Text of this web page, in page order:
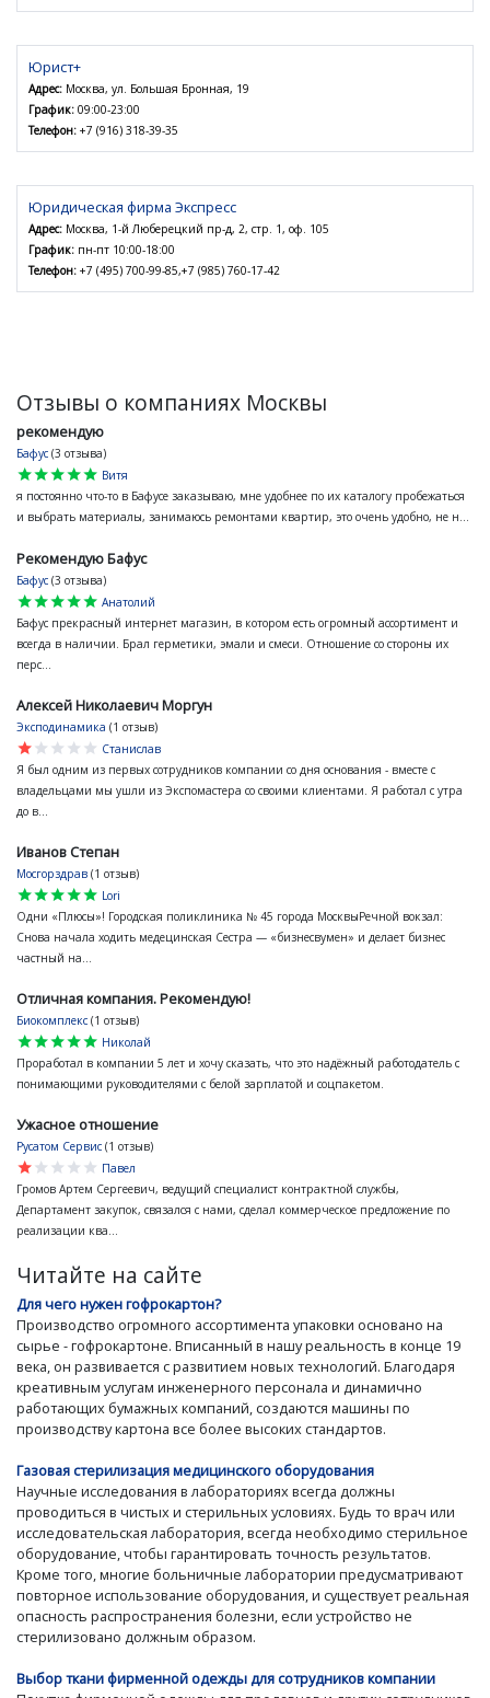
Юрист+
Адрес: Москва, ул. Большая Бронная, 19
График: 09:00-23:00
Телефон: +7 (916) 318-39-35
Юридическая фирма Экспресс
Адрес: Москва, 1-й Люберецкий пр-д, 2, стр. 1, оф. 105
График: пн-пт 10:00-18:00
Телефон: +7 (495) 700-99-85,+7 (985) 760-17-42
Отзывы о компаниях Москвы
рекомендую
Бафус (3 отзыва)
star
star
star
star
star
Витя
я постоянно что-то в Бафусе заказываю, мне удобнее по их каталогу пробежаться
и выбрать материалы, занимаюсь ремонтами квартир, это очень удобно, не н...
Рекомендую Бафус
Бафус (3 отзыва)
star
star
star
star
star
Анатолий
Бафус прекрасный интернет магазин, в котором есть огромный ассортимент и
всегда в наличии. Брал герметики, эмали и смеси. Отношение со стороны их
перс...
Алексей Николаевич Моргун
Эксподинамика (1 отзыв)
star
star
star
star
star
Станислав
Я был одним из первых сотрудников компании со дня основания - вместе с
владельцами мы ушли из Экспомастера со своими клиентами. Я работал с утра
до в...
Иванов Степан
Мосгорздрав (1 отзыв)
star
star
star
star
star
Lori
Одни «Плюсы»! Городская поликлиника № 45 города МосквыРечной вокзал:
Снова начала ходить медецинская Сестра — «бизнесвумен» и делает бизнес
частный на...
Отличная компания. Рекомендую!
Биокомплекс (1 отзыв)
star
star
star
star
star
Николай
Проработал в компании 5 лет и хочу сказать, что это надёжный работодатель с
понимающими руководителями с белой зарплатой и соцпакетом.
Ужасное отношение
Русатом Сервис (1 отзыв)
star
star
star
star
star
Павел
Громов Артем Сергеевич, ведущий специалист контрактной службы,
Департамент закупок, связался с нами, сделал коммерческое предложение по
реализации ква...
Читайте на сайте
Для чего нужен гофрокартон?
Производство огромного ассортимента упаковки основано на
сырье - гофрокартоне. Вписанный в нашу реальность в конце 19
века, он развивается с развитием новых технологий. Благодаря
креативным услугам инженерного персонала и динамично
работающих бумажных компаний, создаются машины по
производству картона все более высоких стандартов.
Газовая стерилизация медицинского оборудования
Научные исследования в лабораториях всегда должны
проводиться в чистых и стерильных условиях. Будь то врач или
исследовательская лаборатория, всегда необходимо стерильное
оборудование, чтобы гарантировать точность результатов.
Кроме того, многие больничные лаборатории предусматривают
повторное использование оборудования, и существует реальная
опасность распространения болезни, если устройство не
стерилизовано должным образом.
Выбор ткани фирменной одежды для сотрудников компании